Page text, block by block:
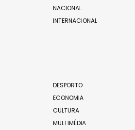
NACIONAL
INTERNACIONAL
DESPORTO
ECONOMIA
CULTURA
MULTIMÉDIA